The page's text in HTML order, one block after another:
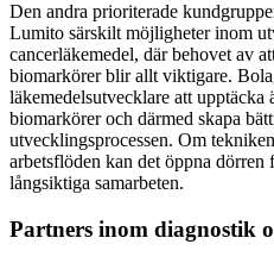
Den andra prioriterade
Lumito särskilt möjligheter inom
cancerläkemedel, där behovet av
biomarkörer blir allt viktigare.
läkemedelsutvecklare att upptäcka
biomarkörer och därmed skapa
utvecklingsprocessen. Om
arbetsflöden kan det öppna dörren
långsiktiga samarbeten.
Partners inom diagnostik